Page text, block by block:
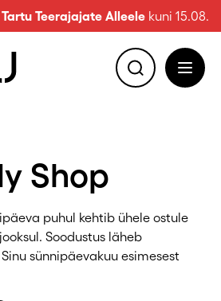
Tartu Teerajajate Alleelekuni 15.08.
Shop
puhul kehtib ühele ostule
Soodustus läheb
sünnipäevakuu esimesest